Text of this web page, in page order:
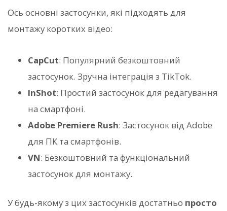
Ось основні застосунки, які підходять для
монтажу коротких відео:
CapCut: Популярний безкоштовний
застосунок. Зручна інтеграція з TikTok.
InShot: Простий застосунок для редагування
на смартфоні.
Adobe Premiere Rush: Застосунок від Adobe
для ПК та смартфонів.
VN: Безкоштовний та функціональний
застосунок для монтажу.
У будь-якому з цих застосунків достатньо просто